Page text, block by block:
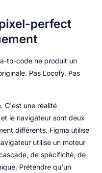
perfect
to-code ne produit un
Pas Locofy. Pas
C'est une réalité
le navigateur sont deux
différents. Figma utilise
utilise un moteur
de spécificité, de
Prétendre qu'un